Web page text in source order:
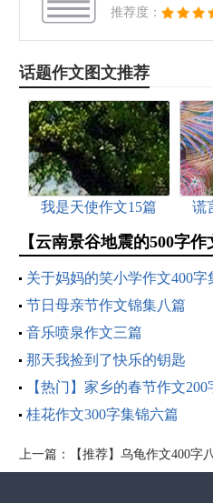
推荐度：
话题作文图文推荐
我是天使作文15篇 谎
【云南景谷地震的500字作
关于妈妈的笑小学作文400字
节日母亲节作文锦集八篇
音乐喷泉作文三篇
那天我捡到了快乐的钥匙
【热门】家乡的春节作文200
桂花作文300字集锦六篇
上一篇： 【推荐】乌龟作文400字